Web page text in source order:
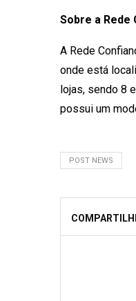
Sobre a Rede
A Rede
onde está
lojas, sendo 8
possui um
POST NEWS